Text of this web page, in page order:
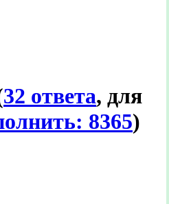
32 ответа, для
8365)